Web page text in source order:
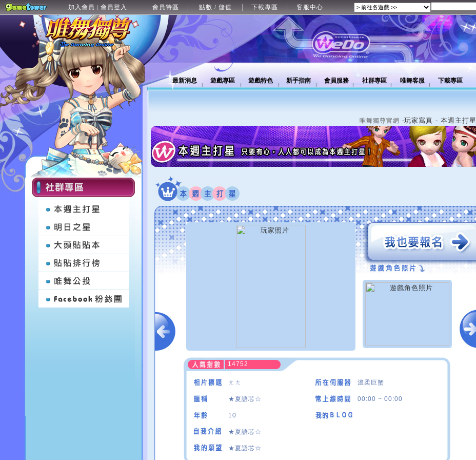
加入會員 | 會員登入 會員特區 點數 / 儲值 下載專區 客服中心
最新消息 遊戲專區 遊戲特色 新手指南 會員服務 社群專區 唯舞客服 下載專區
唯舞獨尊官網 ‧玩家寫真 - 本週主打星
14752
ㄤㄤ 溫柔巨蟹
★夏語芯☆ 00:00 ~ 00:00
10
★夏語芯☆
★夏語芯☆